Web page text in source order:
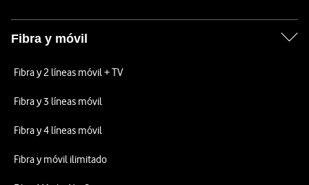
Fibra y móvil
Fibra y 2 líneas móvil + TV
Fibra y 3 líneas móvil
Fibra y 4 líneas móvil
Fibra y móvil ilimitado